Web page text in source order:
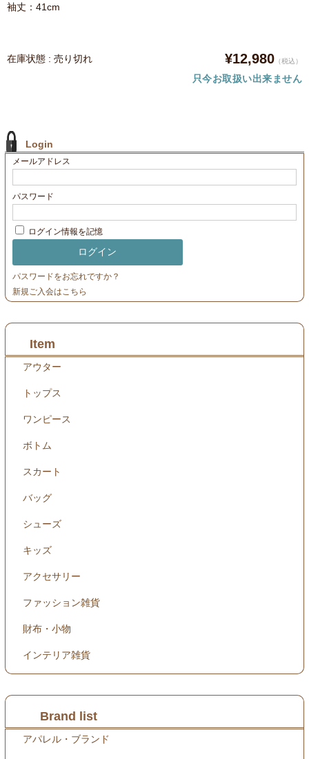
袖丈：41cm
在庫状態 : 売り切れ ¥12,980 （税込）
只今お取扱い出来ません
Login
メールアドレス
パスワード
ログイン情報を記憶
パスワードをお忘れですか？
新規ご入会はこちら
Item
アウター
トップス
ワンピース
ボトム
スカート
バッグ
シューズ
キッズ
アクセサリー
ファッション雑貨
財布・小物
インテリア雑貨
Brand list
アパレル・ブランド